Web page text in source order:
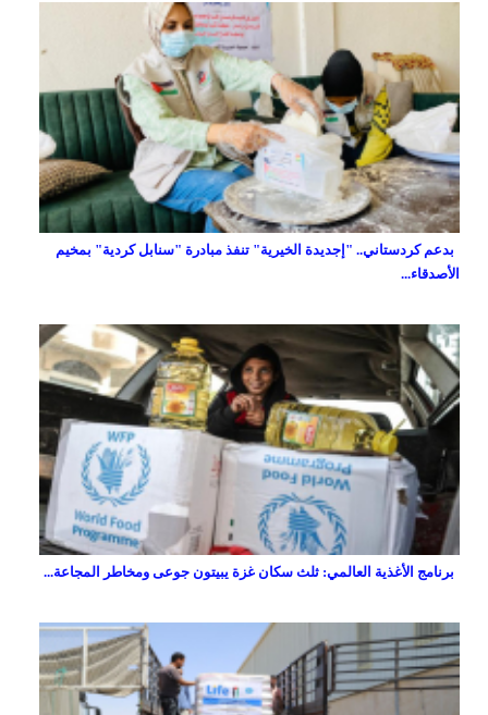
بدعم كردستاني.. "إجديدة الخيرية" تنفذ مبادرة "سنابل كردية" بمخيم
الأصدقاء...
برنامج الأغذية العالمي: ثلث سكان غزة يبيتون جوعى ومخاطر المجاعة...